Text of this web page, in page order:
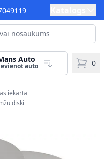
Auto
auto 0
iekārta
diski